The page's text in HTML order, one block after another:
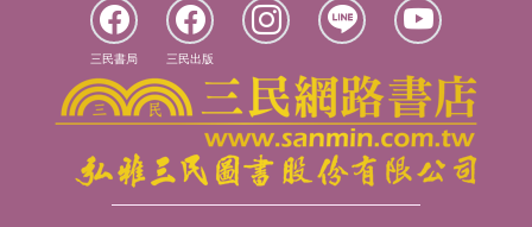
三民書局 三民出版